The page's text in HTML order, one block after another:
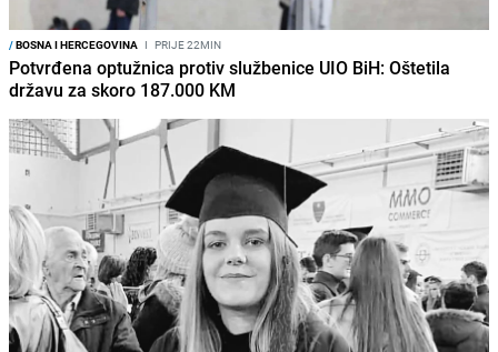
/BOSNA I HERCEGOVINA I PRIJE 22MIN
Potvrđena optužnica protiv službenice UIO BiH: Oštetila
državu za skoro 187.000 KM